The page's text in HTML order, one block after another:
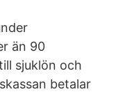
än 90
sjuklön och
betalar